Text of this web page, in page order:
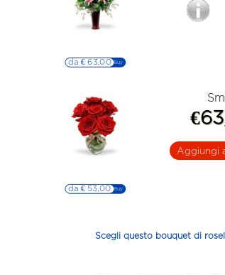
▷▷ Buy
da € 63,00
▷▷ Buy
da € 53,00
Aggiungi
Scegli questo bouquet di